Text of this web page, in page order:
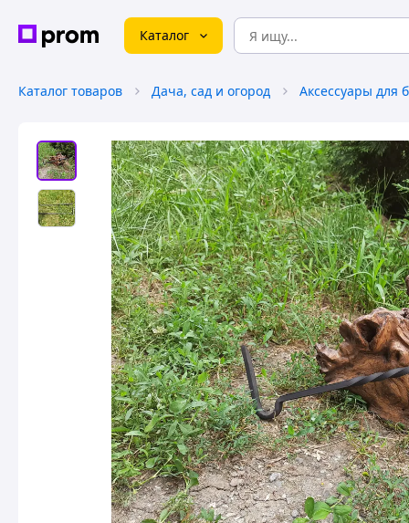
Каталог
Каталог товаров Дача, сад и огород Аксессуары для